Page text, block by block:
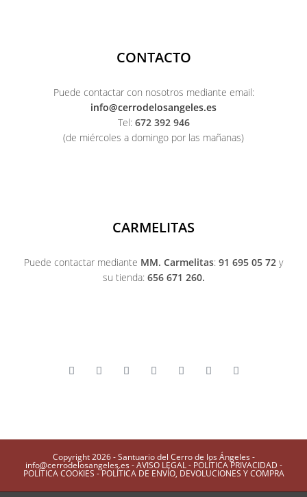
CONTACTO
Puede contactar con nosotros mediante email:
info@cerrodelosangeles.es
Tel: 672 392 946
(de miércoles a domingo por las mañanas)
CARMELITAS
Puede contactar mediante MM. Carmelitas: 91 695 05 72 y
su tienda: 656 671 260.
Copyright 2026 - Santuario del Cerro de los Ángeles -
info@cerrodelosangeles.es -AVISO LEGAL- POLÍTICA PRIVACIDAD -
POLÍTICA COOKIES -POLÍTICA DE ENVÍO, DEVOLUCIONES Y COMPRA